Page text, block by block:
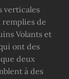
verticales
remplies de
Volants et
ont des
deux
à des